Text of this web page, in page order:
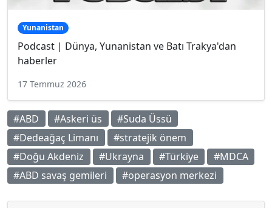
Yunanistan
Podcast | Dünya, Yunanistan ve Batı Trakya'dan
haberler
17 Temmuz 2026
#ABD #Askeri üs
#Suda Üssü
#Dedeağaç Limanı
#stratejik önem
#Doğu Akdeniz
#Ukrayna #Türkiye
#MDCA
#ABD savaş gemileri
#operasyon merkezi